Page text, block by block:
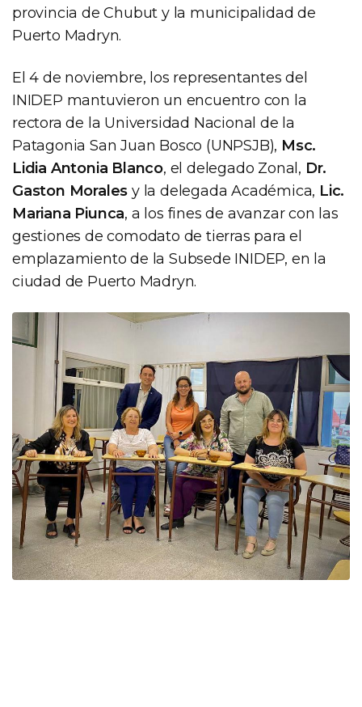
provincia de Chubut y la municipalidad de
Puerto Madryn.
El 4 de noviembre, los representantes del
INIDEP mantuvieron un encuentro con la
rectora de la Universidad Nacional de la
Patagonia San Juan Bosco (UNPSJB), Msc.
Lidia Antonia Blanco, el delegado Zonal, Dr.
Gaston Morales y la delegada Académica, Lic.
Mariana Piunca, a los fines de avanzar con las
gestiones de comodato de tierras para el
emplazamiento de la Subsede INIDEP, en la
ciudad de Puerto Madryn.